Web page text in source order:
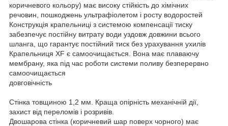
коричневого кольору) має високу стійкість до хімічних
речовин, пошкоджень ультрафіолетом і росту водоростей
Конструкція крапельниці з системою компенсації тиску
забезпечує постійну витрату води уздовж довжини всього
шланга, що гарантує постійний тиск без урахування ухилів
Крапельниця XF є самоочищається. Вона має плаваючу
мембрану, яка під час роботи системи поливу безперервно
самоочищається
довговічність
Стінка товщиною 1,2 мм. Краща опірність механічній дії,
захист від переломів і розривів.
Двошарова стінка (коричневий шар поверх чорного) має